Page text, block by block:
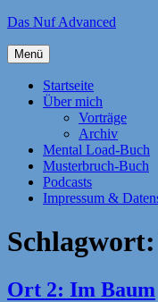
Zum
springen
Das Nuf Advanced
Menü
Startseite
Über mich
Vorträge
Archiv
Mental Load-Buch
Musterbruch-Buch
Podcasts
Impressum &
Schlagwort:
Ort 2: Im Baum